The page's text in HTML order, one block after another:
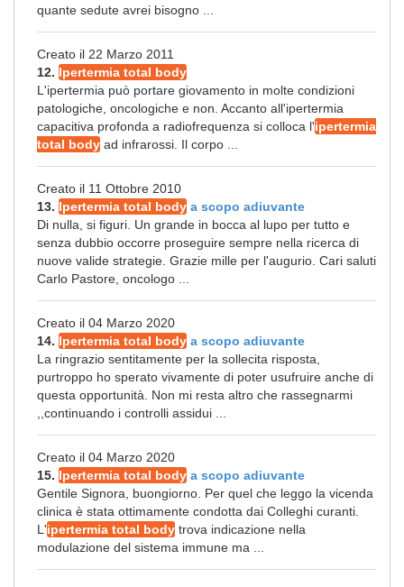
quante sedute avrei bisogno ...
Creato il 22 Marzo 2011
12. Ipertermia total body
L'ipertermia può portare giovamento in molte condizioni
patologiche, oncologiche e non. Accanto all'ipertermia
capacitiva profonda a radiofrequenza si colloca l'ipertermia
total body ad infrarossi. Il corpo ...
Creato il 11 Ottobre 2010
13. Ipertermia total body a scopo adiuvante
Di nulla, si figuri. Un grande in bocca al lupo per tutto e
senza dubbio occorre proseguire sempre nella ricerca di
nuove valide strategie. Grazie mille per l'augurio. Cari saluti
Carlo Pastore, oncologo ...
Creato il 04 Marzo 2020
14. Ipertermia total body a scopo adiuvante
La ringrazio sentitamente per la sollecita risposta,
purtroppo ho sperato vivamente di poter usufruire anche di
questa opportunità. Non mi resta altro che rassegnarmi
,,continuando i controlli assidui ...
Creato il 04 Marzo 2020
15. Ipertermia total body a scopo adiuvante
Gentile Signora, buongiorno. Per quel che leggo la vicenda
clinica è stata ottimamente condotta dai Colleghi curanti.
L'ipertermia total body trova indicazione nella
modulazione del sistema immune ma ...